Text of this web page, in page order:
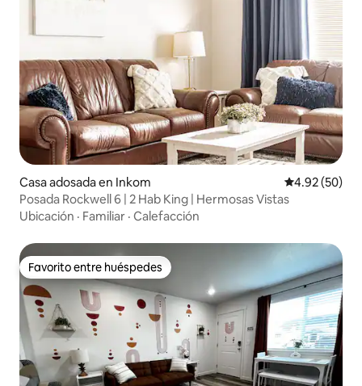
Casa adosada en Inkom Calificación
4.92 (50)
Posada Rockwell 6 | 2 Hab King | Hermosas Vistas
Ubicación · Familiar · Calefacción
Favorito entre huéspedes
Favorito entre huéspedes